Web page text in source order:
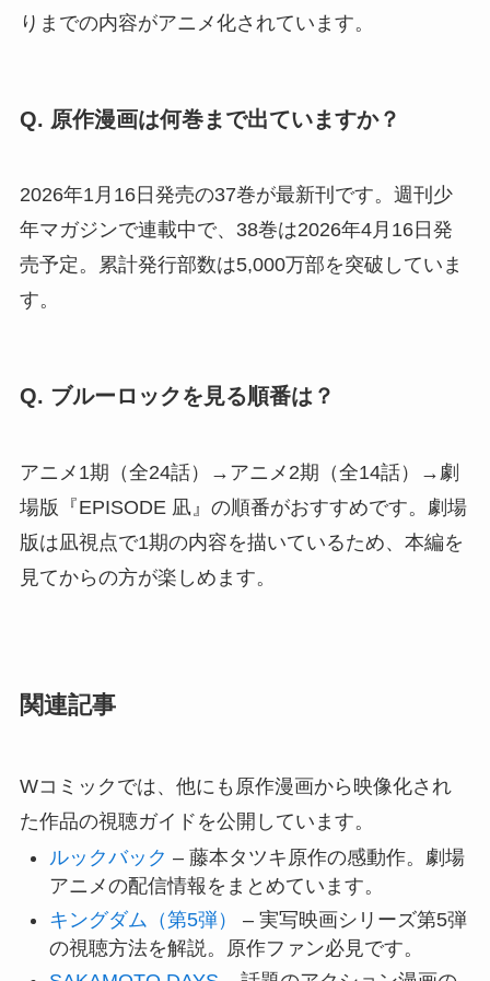
りまでの内容がアニメ化されています。
Q. 原作漫画は何巻まで出ていますか？
2026年1月16日発売の37巻が最新刊です。週刊少
年マガジンで連載中で、38巻は2026年4月16日発
売予定。累計発行部数は5,000万部を突破していま
す。
Q. ブルーロックを見る順番は？
アニメ1期（全24話）→アニメ2期（全14話）→劇
場版『EPISODE 凪』の順番がおすすめです。劇場
版は凪視点で1期の内容を描いているため、本編を
見てからの方が楽しめます。
関連記事
Wコミックでは、他にも原作漫画から映像化され
た作品の視聴ガイドを公開しています。
ルックバック – 藤本タツキ原作の感動作。劇場
アニメの配信情報をまとめています。
キングダム（第5弾）
– 実写映画シリーズ第5弾
の視聴方法を解説。原作ファン必見です。